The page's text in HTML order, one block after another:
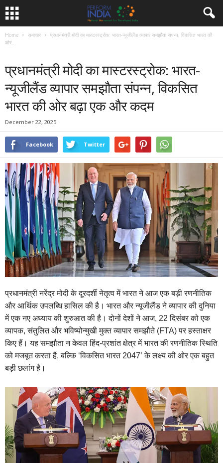
Home समाचार
प्रधानमंत्री मोदी का मास्टरस्ट्रोक: भारत-न्यूजीलैंड व्यापार समझौता संपन्न, विकसित भारत की
ओर...
प्रधानमंत्री मोदी का मास्टरस्ट्रोक: भारत-
न्यूजीलैंड व्यापार समझौता संपन्न, विकसित
भारत की ओर बढ़ा एक और कदम
December 22, 2025
Facebook Twitter
प्रधानमंत्री नरेंद्र मोदी के दूरदर्शी नेतृत्व में भारत ने आज एक बड़ी रणनीतिक
और आर्थिक उपलब्धि हासिल की है। भारत और न्यूजीलैंड ने व्यापार की दुनिया
में एक नए अध्याय की शुरुआत की है। दोनों देशों ने आज, 22 दिसंबर को एक
व्यापक, संतुलित और भविष्योन्मुखी मुक्त व्यापार समझौते (FTA) पर हस्ताक्षर
किए हैं। यह समझौता न केवल हिंद-प्रशांत क्षेत्र में भारत की रणनीतिक स्थिति
को मजबूत करता है, बल्कि ‘विकसित भारत 2047’ के लक्ष्य की ओर एक बहुत
बड़ी छलांग है।